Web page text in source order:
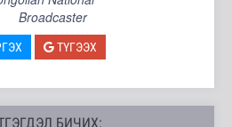
Broadcaster
ТҮГЭЭХ
БИЧИХ: